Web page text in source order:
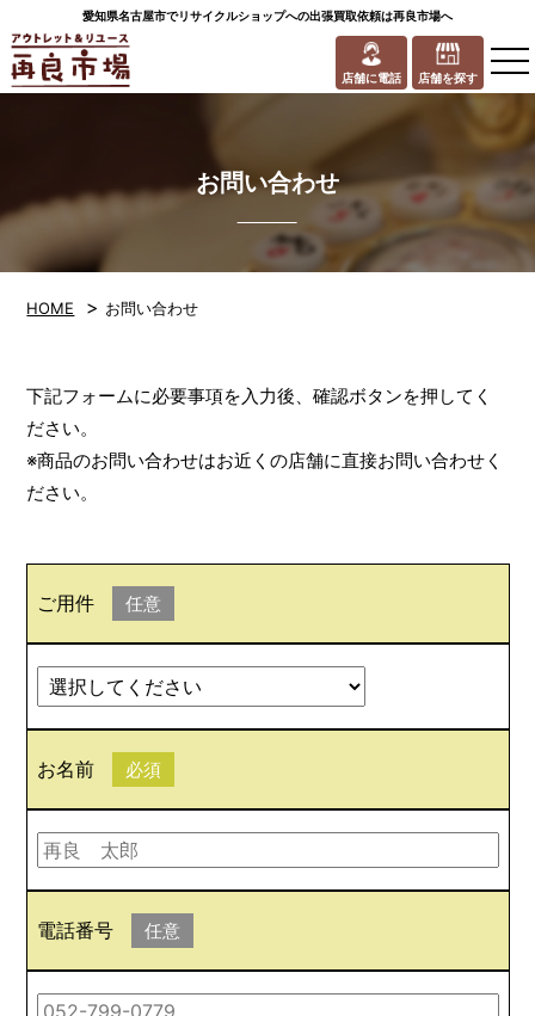
愛知県名古屋市でリサイクルショップへの出張買取依頼は再良市場へ
店舗に電話 店舗を探す
お問い合わせ
HOME > お問い合わせ
下記フォームに必要事項を入力後、確認ボタンを押してく
ださい。
※商品のお問い合わせはお近くの店舗に直接お問い合わせく
ださい。
ご用件 任意
お名前 必須
電話番号 任意